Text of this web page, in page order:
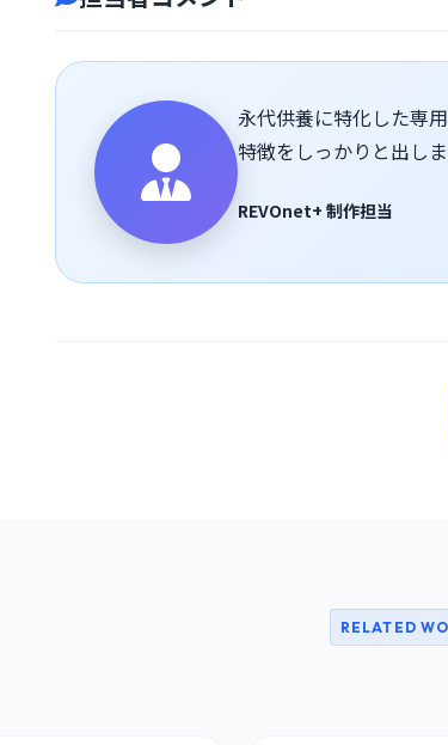
永代供養に特化した専
特徴をしっかりと出しま
REVOnet+ 制作担当
RELATED